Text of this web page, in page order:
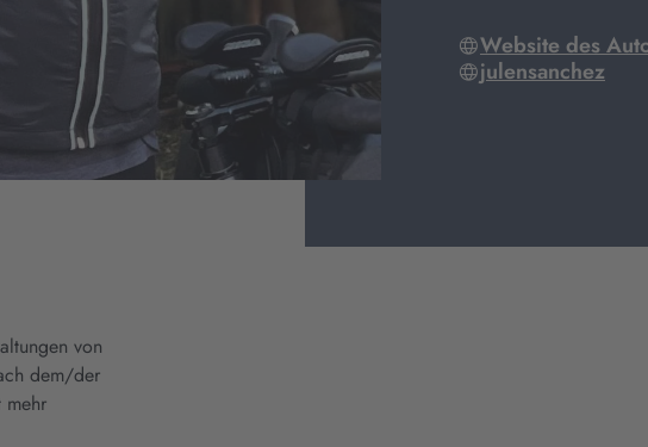
Website des
julensanchez
von
dem/der